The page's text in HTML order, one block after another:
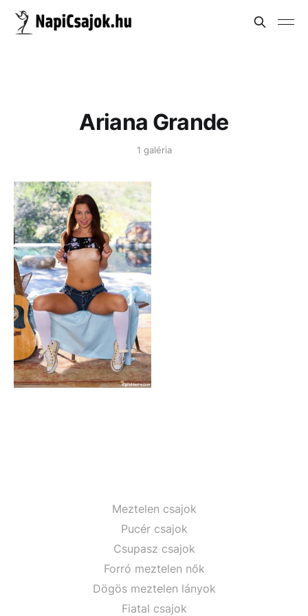
Ariana Grande
1 galéria
Meztelen csajok
Pucér csajok
Csupasz csajok
Forró meztelen nők
Dögös meztelen lányok
Fiatal csajok